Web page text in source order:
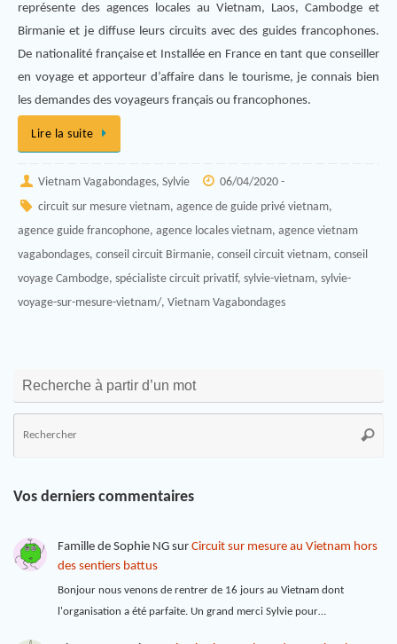
représente des agences locales au Vietnam, Laos, Cambodge et
Birmanie et je diffuse leurs circuits avec des guides francophones.
De nationalité française et Installée en France en tant que conseiller
en voyage et apporteur d’affaire dans le tourisme, je connais bien
les demandes des voyageurs français ou francophones.
Lire la suite
Vietnam Vagabondages, Sylvie 06/04/2020 -
circuit sur mesure vietnam, agence de guide privé vietnam,
agence guide francophone, agence locales vietnam, agence vietnam
vagabondages, conseil circuit Birmanie, conseil circuit vietnam, conseil
voyage Cambodge, spécialiste circuit privatif, sylvie-vietnam, sylvie-
voyage-sur-mesure-vietnam/, Vietnam Vagabondages
Recherche à partir d’un mot
Vos derniers commentaires
Famille de Sophie NGsur Circuit sur mesure au Vietnam hors
des sentiers battus
Bonjour nous venons de rentrer de 16 jours au Vietnam dont
l'organisation a été parfaite. Un grand merci Sylvie pour…